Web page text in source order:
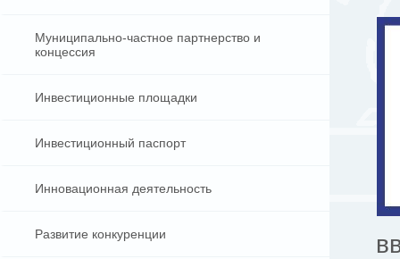
Муниципально-частное партнерство и
концессия
Инвестиционные площадки
Инвестиционный паспорт
Инновационная деятельность
Развитие конкуренции